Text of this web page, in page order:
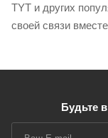
TYT и других
своей связи
Будьте